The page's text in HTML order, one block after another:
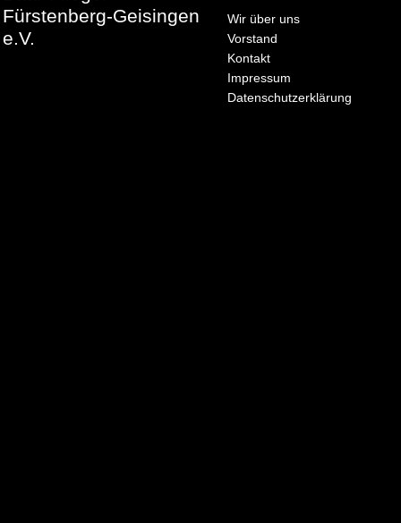
Fürstenberg-Geisingen
e.V.
Wir über uns
Vorstand
Kontakt
Impressum
Datenschutzerklärung